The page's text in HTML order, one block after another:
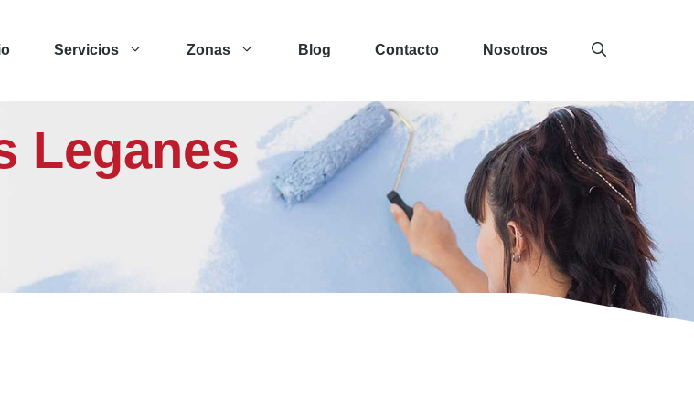
Servicios Zonas Blog Contacto Nosotros
Leganes